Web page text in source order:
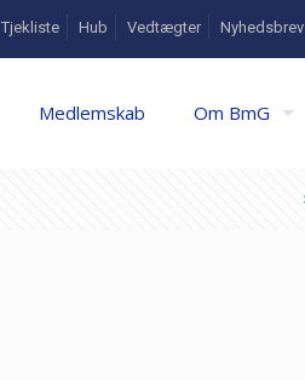
Tjekliste Hub Vedtægter Nyhedsbrev
Medlemskab Om BmG